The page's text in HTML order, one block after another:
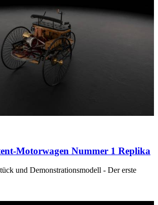
Motorwagen Nummer 1 Replika
und Demonstrationsmodell - Der erste